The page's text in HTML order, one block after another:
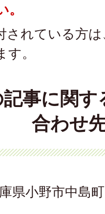
れている方
。
記事に関す
合わせ
県小野市中島